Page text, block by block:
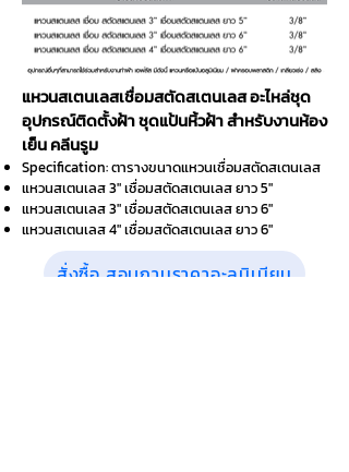
แหวนสเตนเลสเชื่อมสตัดสเตนเลสอะไหล่ชุด
อุปกรณ์ติดตั้งฝ้า ชุดแป้นหิ้วฝ้าสำหรับงานห้อง
เย็น คลีนรูม
Specification: ตารางขนาดแหวนเชื่อมสตัดสเตนเลส
แหวนสเตนเลส 3" เชื่อมสตัดสเตนเลส ยาว 5"
แหวนสเตนเลส 3" เชื่อมสตัดสเตนเลส ยาว 6"
แหวนสเตนเลส 4" เชื่อมสตัดสเตนเลส ยาว 6"
สั่งซื้อ สอบถามราคาอะลูมิเนียม